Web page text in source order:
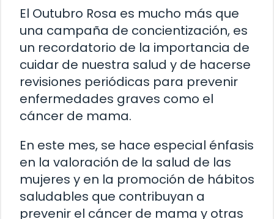
El Outubro Rosa es mucho más que
una campaña de concientización, es
un recordatorio de la importancia de
cuidar de nuestra salud y de hacerse
revisiones periódicas para prevenir
enfermedades graves como el
cáncer de mama.
En este mes, se hace especial énfasis
en la valoración de la salud de las
mujeres y en la promoción de hábitos
saludables que contribuyan a
prevenir el cáncer de mama y otras